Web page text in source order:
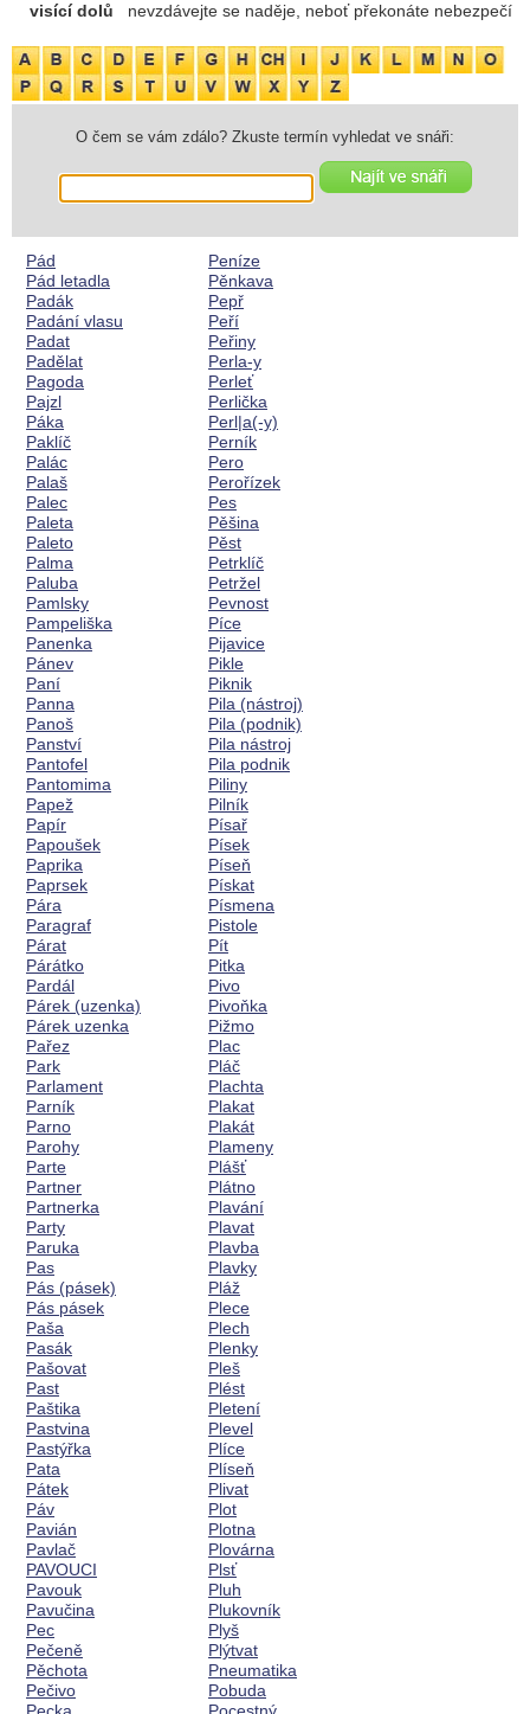
visící dolů
nevzdávejte se naděje, neboť překonáte nebezpečí
O čem se vám zdálo? Zkuste termín vyhledat ve snáři:
Pád
Pád letadla
Padák
Padání vlasu
Padat
Padělat
Pagoda
Pajzl
Páka
Paklíč
Palác
Palaš
Palec
Paleta
Paleto
Palma
Paluba
Pamlsky
Pampeliška
Panenka
Pánev
Paní
Panna
Panoš
Panství
Pantofel
Pantomima
Papež
Papír
Papoušek
Paprika
Paprsek
Pára
Paragraf
Párat
Párátko
Pardál
Párek (uzenka)
Párek uzenka
Pařez
Park
Parlament
Parník
Parno
Parohy
Parte
Partner
Partnerka
Party
Paruka
Pas
Pás (pásek)
Pás pásek
Paša
Pasák
Pašovat
Past
Paštika
Pastvina
Pastýřka
Pata
Pátek
Páv
Pavián
Pavlač
PAVOUCI
Pavouk
Pavučina
Pec
Pečeně
Pěchota
Pečivo
Peníze
Pěnkava
Pepř
Peří
Peřiny
Perla-y
Perleť
Perlička
Perl|a(-y)
Perník
Pero
Perořízek
Pes
Pěšina
Pěst
Petrklíč
Petržel
Pevnost
Píce
Pijavice
Pikle
Piknik
Pila (nástroj)
Pila (podnik)
Pila nástroj
Pila podnik
Piliny
Pilník
Písař
Písek
Píseň
Pískat
Písmena
Pistole
Pít
Pitka
Pivo
Pivoňka
Pižmo
Plac
Pláč
Plachta
Plakat
Plakát
Plameny
Plášť
Plátno
Plavání
Plavat
Plavba
Plavky
Pláž
Plece
Plech
Plenky
Pleš
Plést
Pletení
Plevel
Plíce
Plíseň
Plivat
Plot
Plotna
Plovárna
Plsť
Pluh
Plukovník
Plyš
Plýtvat
Pneumatika
Pobuda